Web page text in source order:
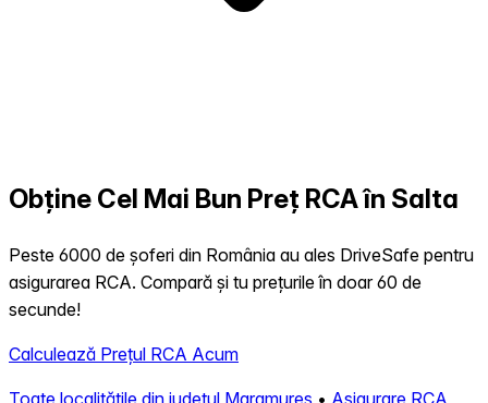
Obține Cel Mai Bun Preț RCA în Salta
Peste 6000 de șoferi din România au ales DriveSafe pentru
asigurarea RCA. Compară și tu prețurile în doar 60 de
secunde!
Calculează Prețul RCA Acum